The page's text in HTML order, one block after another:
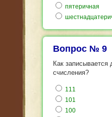
пятеричная
Вопрос № 9
Как записывается
счисления?
111
101
100